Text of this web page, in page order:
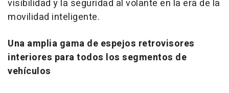
visibilidad y la seguridad al volante en la era de la
movilidad inteligente.
Una amplia gama de espejos retrovisores
interiores para todos los segmentos de
vehículos